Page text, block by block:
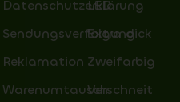
Datenschutzerklärung
Sendungsverfolgung
Reklamation
Warenumtausch
LED
Extra dick
Zweifarbig
Verschneit